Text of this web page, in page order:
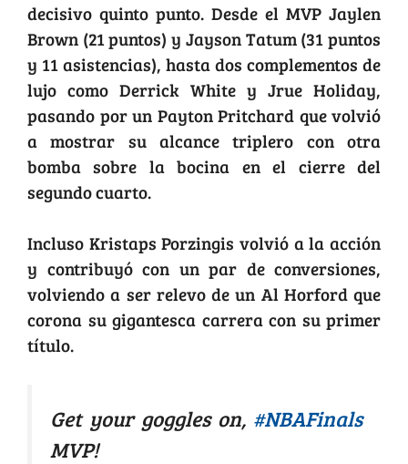
decisivo quinto punto. Desde el MVP Jaylen
Brown (21 puntos) y Jayson Tatum (31 puntos
y 11 asistencias), hasta dos complementos de
lujo como Derrick White y Jrue Holiday,
pasando por un Payton Pritchard que volvió
a mostrar su alcance triplero con otra
bomba sobre la bocina en el cierre del
segundo cuarto.
Incluso Kristaps Porzingis volvió a la acción
y contribuyó con un par de conversiones,
volviendo a ser relevo de un Al Horford que
corona su gigantesca carrera con su primer
título.
Get your goggles on, #NBAFinals
MVP!